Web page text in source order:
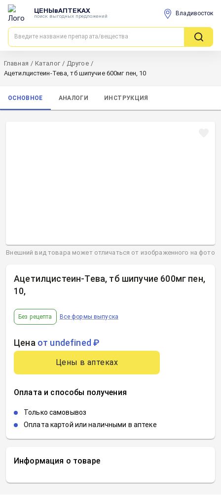
ЦЕНЫвАПТЕКАХ
поиск выгодных предложений Владивосток
Главная / Каталог / Другое /
Ацетилцистеин-Тева, тб шипучие 600мг пен, 10
ОСНОВНОЕ АНАЛОГИ ИНСТРУКЦИЯ
Информация о товаре
Ацетилцистеин-Тева, тб шипучие 600мг пен,
10,
Без рецепта Все формы выпуска
Цена от undefined ₽
Цены в аптеках
Оплата и способы получения
Только самовывоз
Оплата картой или наличными в аптеке
Внешний вид товара может отличаться от изображенного на фото